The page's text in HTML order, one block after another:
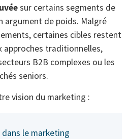
sur certains segments de
argument de poids. Malgré
certaines cibles restent
approches traditionnelles,
B2B complexes ou les
seniors.
vision du marketing :
dans le marketing